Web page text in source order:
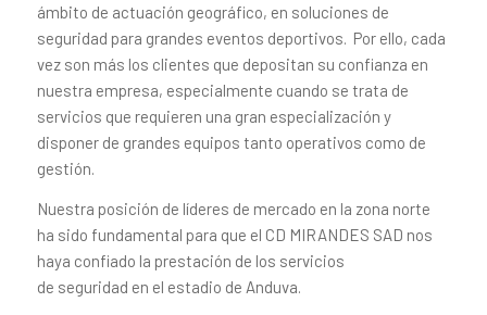
ámbito de actuación geográfico, en soluciones de
seguridad para grandes eventos deportivos. Por ello, cada
vez son más los clientes que depositan su confianza en
nuestra empresa, especialmente cuando se trata de
servicios que requieren una gran especialización y
disponer de grandes equipos tanto operativos como de
gestión.
Nuestra posición de líderes de mercado en la zona norte
ha sido fundamental para que el CD MIRANDES SAD nos
haya confiado la prestación de los servicios
de seguridad en el estadio de Anduva.